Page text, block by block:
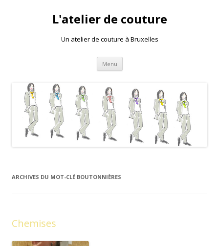
L'atelier de couture
Un atelier de couture à Bruxelles
Menu Aller au contenu principal
ARCHIVES DU MOT-CLÉ BOUTONNIÈRES
Chemises